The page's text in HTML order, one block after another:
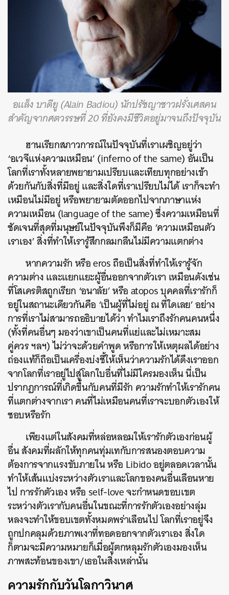
อแล็ง บาดียู (Alain Badiou) นักปรัชญาชาวฝรั่งเศสคน
สำคัญจากศตวรรษที่ 20 ที่ยังคงมีชีวิตอยู่มาจนถึงปัจจุบัน
ฮานเรียกสภาวการณ์ในปัจจุบันที่เราเผชิญอยู่ว่า
‘อเวจีแห่งความเหมือน’ (inferno of the same) อันเป็น
โลกที่เราทั้งหลายพยายามเปรียบและเทียบทุกอย่างเข้า
ด้วยกันกับสิ่งที่มีอยู่ และสิ่งใดที่เราเปรียบไม่ได้ เราก็จะทำ
เหมือนไม่มีอยู่ หรือพยายามตัดออกไปจากภาษาแห่ง
ความเหมือน (language of the same) ซึ่งความเหมือนที่
ชัดเจนที่สุดที่มนุษย์ในปัจจุบันพึงก็มีคือ ‘ความเหมือนตัว
เราเอง’ สิ่งที่ทำให้เรารู้สึกกลมกลืนไม่มีความแตกต่าง
หากความรัก หรือ eros ถือเป็นสิ่งที่ทำให้เรารู้จัก
ความต่าง และแยกแยะผู้อื่นออกจากตัวเรา เหมือนดังเช่น
ที่โสเครติสถูกเรียก ‘อนาลัย’ หรือ atopos บุคคลที่เรารักก็
อยู่ในสถานะเดียวกันคือ ‘เป็นผู้ที่ไม่อยู่ ณ ที่ใดเลย’อย่าง
การที่เราไม่สามารถอธิบายได้ว่า ทำไมเราถึงรักคนคนหนึ่ง
(ทั้งที่คนอื่นๆ มองว่าเขาเป็นคนที่แย่และไม่เหมาะสม
คู่ควร ฯลฯ) ไม่ว่าจะด้วยคำพูด หรือการให้เหตุผลได้อย่าง
ถ่องแท้ก็ถือเป็นเครื่องบ่งชี้ให้เห็นว่าความรักได้ดึงเราออก
จากโลกที่เราอยู่ไปสู่โลกใบอื่นที่ไม่มีใครมองเห็น นี่เป็น
ปรากฏการณ์ที่เกิดขึ้นกับคนที่มีรัก ความรักทำให้เรารักคน
ที่แตกต่างจากเรา คนที่ไม่เหมือนคนที่เราจะบอกตัวเองให้
ชอบหรือรัก
เพียงแต่ในสังคมที่หล่อหลอมให้เรารักตัวเองก่อนผู้
อื่น สังคมที่ผลักให้ทุกคนทุ่มเทกับการสนองตอบความ
ต้องการจากแรงขับภายใน หรือ Libido อยู่ตลอดเวลานั้น
ทำให้เส้นแบ่งระหว่างตัวเราและโลกของคนอื่นเลือนหาย
ไปการรักตัวเอง หรือ self-love จะกำหนดขอบเขต
ระหว่างตัวเรากับคนอื่นในขณะที่การรักตัวเองอย่างลุ่ม
หลงจะทำให้ขอบเขตทั้งหมดพร่าเลือนไปโลกที่เราอยู่จึง
ถูกปกคลุมด้วยภาพเงาที่ทอดออกจากตัวเราเองสิ่งใด
ก็ตามจะมีความหมายก็เมื่อผู้ตกหลุมรักตัวเองมองเห็น
ภาพสะท้อนของเขา/เธอในสิ่งเหล่านั้น
ความรักกับวันโลกาวินาศ